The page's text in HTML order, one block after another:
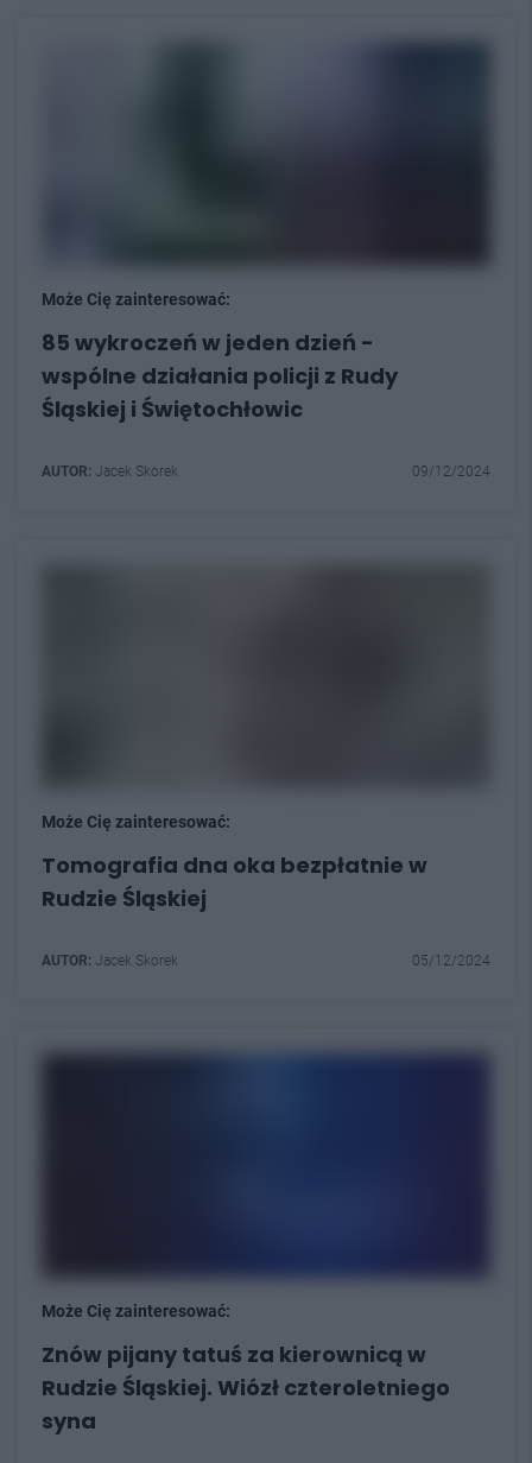
Może Cię zainteresować:
85 wykroczeń w jeden dzień -
wspólne działania policji z Rudy
Śląskiej i Świętochłowic
AUTOR: Jacek Skorek 09/12/2024
Może Cię zainteresować:
Tomografia dna oka bezpłatnie w
Rudzie Śląskiej
AUTOR: Jacek Skorek 05/12/2024
Może Cię zainteresować:
Znów pijany tatuś za kierownicą w
Rudzie Śląskiej. Wiózł czteroletniego
syna